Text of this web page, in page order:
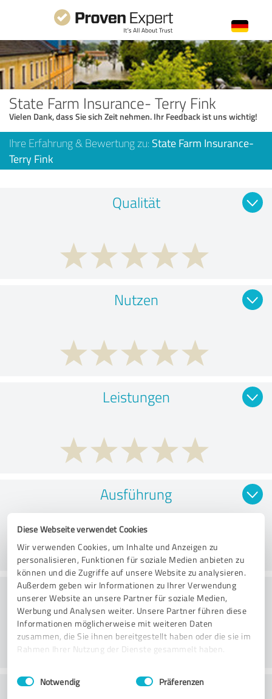
Diese Webseite verwendet Cookies
Wir verwenden Cookies, um Inhalte und Anzeigen zu
personalisieren, Funktionen für soziale Medien anbieten zu
können und die Zugriffe auf unsere Website zu analysieren.
Außerdem geben wir Informationen zu Ihrer Verwendung
unserer Website an unsere Partner für soziale Medien,
Werbung und Analysen weiter. Unsere Partner führen diese
Informationen möglicherweise mit weiteren Daten
zusammen, die Sie ihnen bereitgestellt haben oder die sie im
Rahmen Ihrer Nutzung der Dienste gesammelt haben.
Impressum Datenschutzbestimmungen
Einwilligungsauswahl
Notwendig Präferenzen
State Farm Insurance- Terry Fink
Vielen Dank, dass Sie sich Zeit nehmen. Ihr Feedback ist uns wichtig!
Ihre Erfahrung & Bewertung zu: State Farm Insurance-
Terry Fink
Qualität
Nutzen
Leistungen
Ausführung
Beratung
Kundenservice